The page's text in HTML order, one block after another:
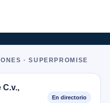
· SUPERPROMISE
C.v.,
En directorio